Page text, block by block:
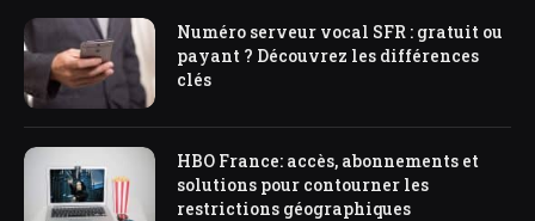
Numéro serveur vocal SFR : gratuit ou
payant ? Découvrez les différences
clés
HBO France: accès, abonnements et
solutions pour contourner les
restrictions géographiques